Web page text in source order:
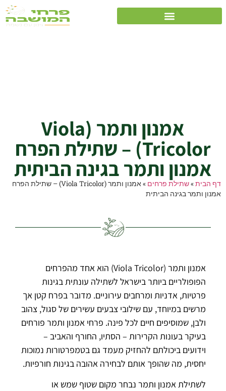
אמנון ותמר (Viola
Tricolor) – שתילת הפרח
אמנון ותמר בגינה הביתית
דף הבית»שתילת פרחים »
אמנון ותמר (Viola Tricolor) – שתילת הפרח
אמנון ותמר בגינה הביתית
אמנון ותמר (Viola Tricolor) הוא אחד מהפרחים
הפופולריים ביותר בישראל לשתילה עונתית בגינות
פרטיות, אדניות ומרחבים עירוניים. מדובר בפרח קטן אך
מרשים במיוחד, עם שילובי צבעים עשירים של סגול, צהוב
ולבן, שמוסיפים חיים לכל פינה. פרחי אמנון ותמר פורחים
בעיקר בעונות הקרירות – הסתיו, החורף והאביב –
וידועים ביכולתם להחזיק מעמד גם בטמפרטורות נמוכות
יחסית, מה שהופך אותם לבחירה אהובה בגינות חורפיות.
לשתילת אמנון ותמר נבחר מקום שטוף שמש או